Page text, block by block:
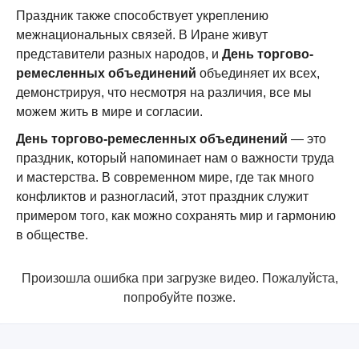
Праздник также способствует укреплению
межнациональных связей. В Иране живут
представители разных народов, и День торгово-
ремесленных объединений объединяет их всех,
демонстрируя, что несмотря на различия, все мы
можем жить в мире и согласии.
День торгово-ремесленных объединений — это
праздник, который напоминает нам о важности труда
и мастерства. В современном мире, где так много
конфликтов и разногласий, этот праздник служит
примером того, как можно сохранять мир и гармонию
в обществе.
Произошла ошибка при загрузке видео. Пожалуйста,
попробуйте позже.